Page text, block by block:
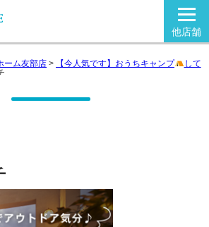
他店舗
ーム友部店 > 【今人気です】おうちキャンプ
して